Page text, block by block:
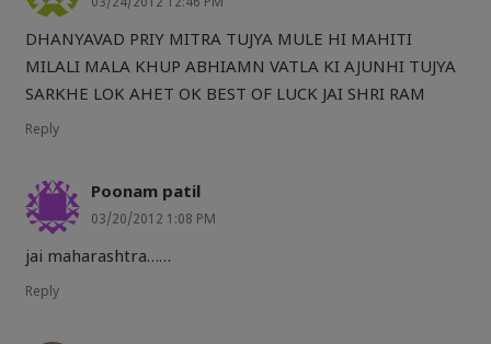
DHANYAVAD PRIY MITRA TUJYA MULE HI MAHITI
MILALI MALA KHUP ABHIAMN VATLA KI AJUNHI TUJYA
SARKHE LOK AHET OK BEST OF LUCK JAI SHRI RAM
Reply
Poonam patil
03/20/2012 1:08 PM
jai maharashtra……
Reply